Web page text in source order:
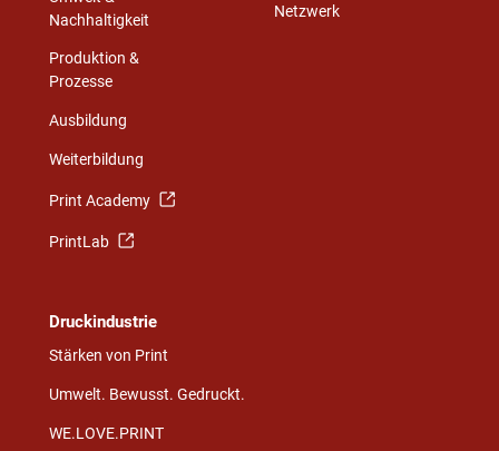
Nachhaltigkeit
Produktion &
Prozesse
Ausbildung
Weiterbildung
Print Academy
PrintLab
Netzwerk
Druckindustrie
Stärken von Print
Umwelt. Bewusst. Gedruckt.
WE.LOVE.PRINT